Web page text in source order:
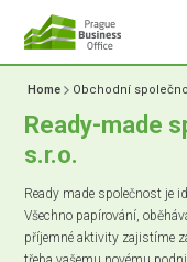
Home Obchodní
Ready-made
s.r.o.
Ready made společnost je
Všechno papírování,
příjemné aktivity zajistíme